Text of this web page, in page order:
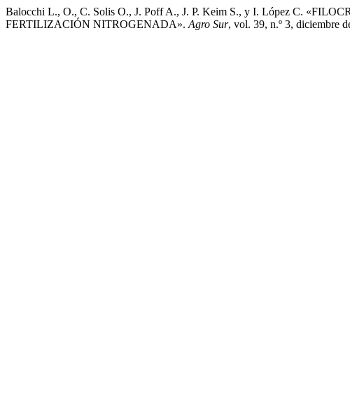
Balocchi L., O., C. Solis O., J. Poff A., J. P. Keim S., y I. López C.
FERTILIZACIÓN NITROGENADA». Agro Sur, vol. 39, n.º 3, diciembre